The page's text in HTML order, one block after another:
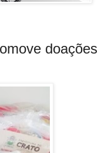
doações